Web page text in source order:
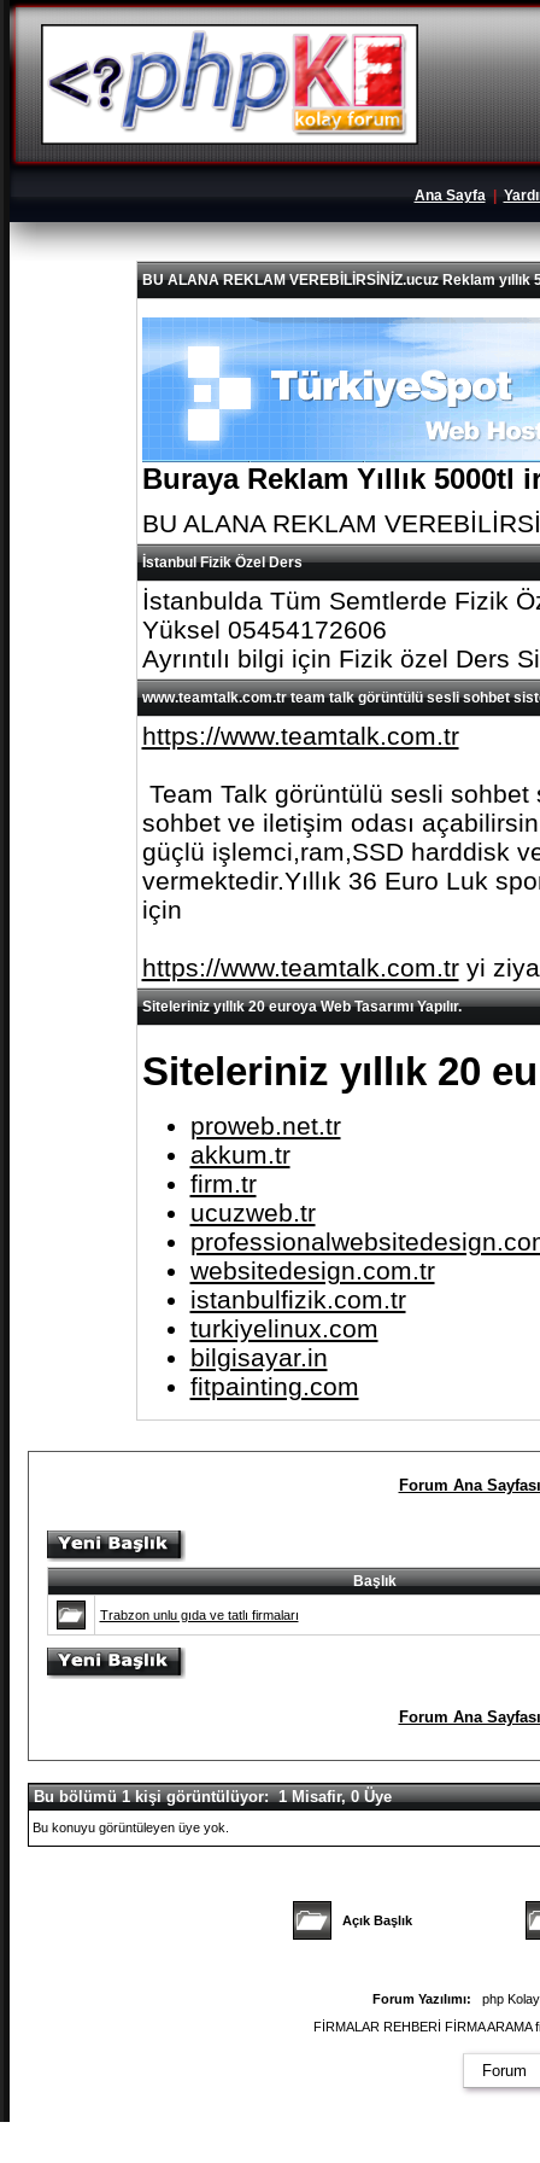
Ana Sayfa|
BU ALANA REKLAM VEREBİLİRSİNİZ.ucuz Reklam yıllık
Buraya Reklam Yıllık
BU ALANA REKLAM
İstanbul Fizik Özel Ders
İstanbulda Tüm Semtlerde Fizik
Yüksel 05454172606
Ayrıntılı bilgi için Fizik özel Ders
www.teamtalk.com.tr team talk görüntülü sesli sohbet
https://www.teamtalk.com.tr
Team Talk görüntülü sesli
sohbet ve iletişim odası
güçlü işlemci,ram,SSD harddisk
vermektedir.Yıllık 36 Euro Luk
için
https://www.teamtalk.com.tryi
Siteleriniz yıllık 20 euroya Web Tasarımı Yapılır.
Siteleriniz yıllık 20
proweb.net.tr
akkum.tr
firm.tr
ucuzweb.tr
websitedesign.com.tr
istanbulfizik.com.tr
turkiyelinux.com
bilgisayar.in
fitpainting.com
Forum Ana Sayfası
Başlık
Trabzon unlu gıda ve tatlı firmaları
Forum Ana Sayfası
Bu bölümü 1 kişi görüntülüyor: 1 Misafir, 0 Üye
Bu konuyu görüntüleyen üye yok.
Açık Başlık
Forum Yazılımı:
php
FİRMALAR REHBERİ FİRMA
Forum